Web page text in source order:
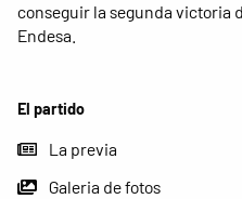
El partido
La previa
Galeria de fotos
conseguir la segunda victoria
Endesa.